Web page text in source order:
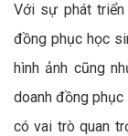
Với sự phát triển
đồng phục học
hình ảnh cũng
doanh đồng
có vai trò quan